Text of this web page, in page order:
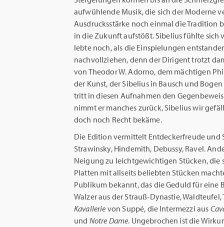
aufwühlende Musik, die sich der Moderne
Ausdrucksstärke noch einmal die Tradition
in die Zukunft aufstößt. Sibelius fühlte sich
lebte noch, als die Einspielungen
nachvollziehen, denn der Dirigent trotzt
von Theodor W. Adorno, dem mächtigen
der Kunst, der Sibelius in Bausch und
tritt in diesen Aufnahmen den
nimmt er manches zurück, Sibelius wir
doch noch Recht bekäme.
Die Edition vermittelt Entdeckerfreude und
Strawinsky, Hindemith, Debussy, Ravel.
Neigung zu leichtgewichtigen Stücken, die
Platten mit allseits beliebten Stücken
Publikum bekannt, das die Geduld für
Walzer aus der Strauß-Dynastie,
Kavallerie von Suppé, die Intermezzi aus
und Notre Dame. Ungebrochen ist die